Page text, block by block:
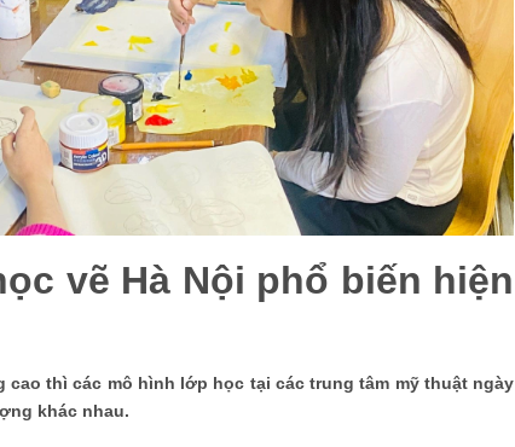
vẽ Hà Nội phổ biến hiện
thì các mô hình lớp học tại các trung tâm mỹ thuật ngày
khác nhau.